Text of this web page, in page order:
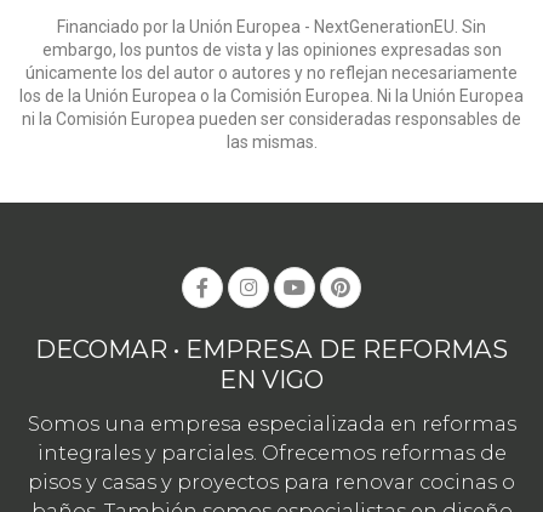
Financiado por la Unión Europea - NextGenerationEU. Sin
embargo, los puntos de vista y las opiniones expresadas son
únicamente los del autor o autores y no reflejan necesariamente
los de la Unión Europea o la Comisión Europea. Ni la Unión Europea
ni la Comisión Europea pueden ser consideradas responsables de
las mismas.
DECOMAR • EMPRESA DE REFORMAS
EN VIGO
Somos una empresa especializada en reformas
integrales y parciales. Ofrecemos reformas de
pisos y casas y proyectos para renovar cocinas o